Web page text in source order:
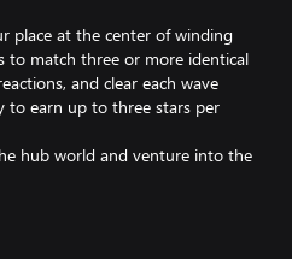
place at the center of winding
to match three or more identical
and clear each wave
to earn up to three stars per
hub world and venture into the
that reveal the Monster